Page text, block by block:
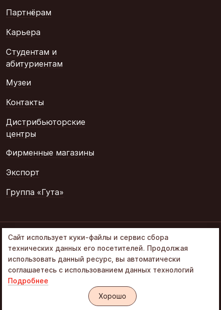
Партнёрам
Карьера
Студентам и
абитуриентам
Музеи
Контакты
Дистрибьюторские
центры
Фирменные магазины
Экспорт
Группа «Гута»
© 2002–2026
«Объединенные
кондитеры» в составе
Политика обработки ПД
Интернет-магазин «Алёнка»
Сайт использует куки-файлы и сервис сбора
технических данных его посетителей. Продолжая
использовать данный ресурс, вы автоматически
соглашаетесь с использованием данных технологий
Подробнее
Хорошо